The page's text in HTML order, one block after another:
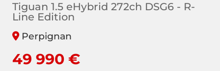
Tiguan 1.5 eHybrid 272ch DSG6 - R-
Line Edition
Perpignan
49 990 €